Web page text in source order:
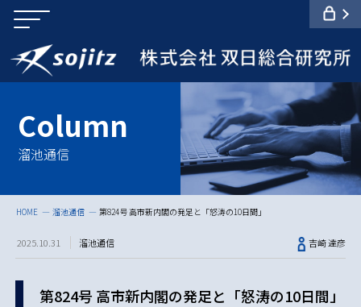
溜池通信
HOME 溜池通信 第824号 高市新内閣の発足と「怒涛の10日間」
2025.10.31 溜池通信 吉崎 達彦
第824号 高市新内閣の発足と「怒涛の10日間」